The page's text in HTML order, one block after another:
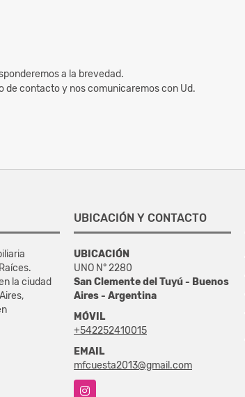
a la brevedad.
de contacto y nos comunicaremos con Ud.
la ciudad
UBICACIÓN Y CONTACTO
UBICACIÓN
UNO N° 2280
San Clemente del Tuyú - Buenos
Aires - Argentina
MÓVIL
+542252410015
EMAIL
mfcuesta2013@gmail.com
Instagram